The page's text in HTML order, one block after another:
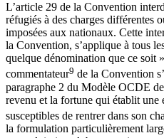
L’article 29 de la Convention
réfugiés à des charges différentes
imposées aux nationaux. Cette
la Convention, s’applique à tous
quelque dénomination que ce soit
commentateur9 de la Convention
paragraphe 2 du Modèle OCDE
revenu et la fortune qui établit une
susceptibles de rentrer dans son
la formulation particulièrement